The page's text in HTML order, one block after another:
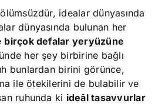
idealar dünyasında
dünyasında bulunan her
birçok defalar yeryüzüne
her şey birbirine bağlı
bunlardan birini görünce,
ile ötekilerini de bulabilir ve
ruhunda ki ideâl tasavvurlar